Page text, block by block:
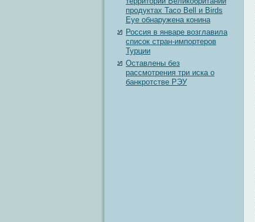
продуктах Taco Bell и Birds
Eye обнаружена конина
Россия в январе возглавила
список стран-импортеров
Турции
Оставлены без
рассмотрения три иска о
банкротстве РЭУ